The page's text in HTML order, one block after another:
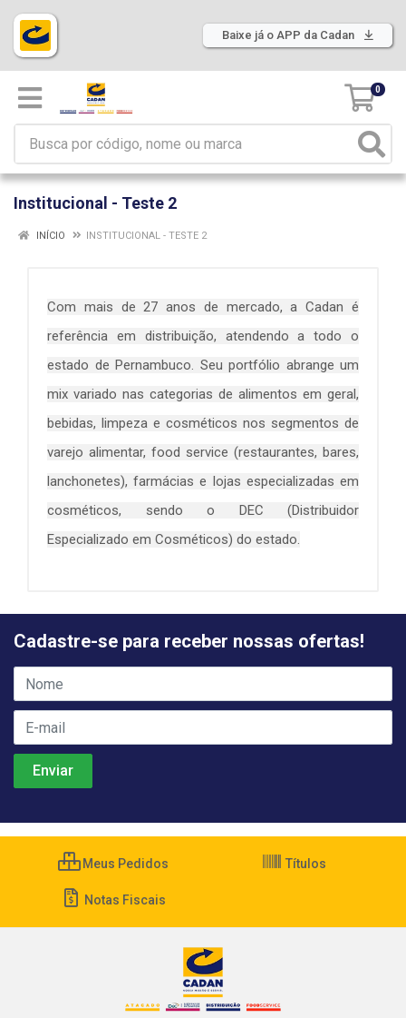
Baixe já o APP da Cadan
0
Institucional - Teste 2
INÍCIO INSTITUCIONAL - TESTE 2
Com mais de 27 anos de mercado, a Cadan é
referência em distribuição, atendendo a todo o
estado de Pernambuco. Seu portfólio abrange um
mix variado nas categorias de alimentos em geral,
bebidas, limpeza e cosméticos nos segmentos de
varejo alimentar, food service (restaurantes, bares,
lanchonetes), farmácias e lojas especializadas em
cosméticos, sendo o DEC (Distribuidor
Especializado em Cosméticos) do estado.
Cadastre-se para receber nossas ofertas!
Meus Pedidos Títulos
Notas Fiscais